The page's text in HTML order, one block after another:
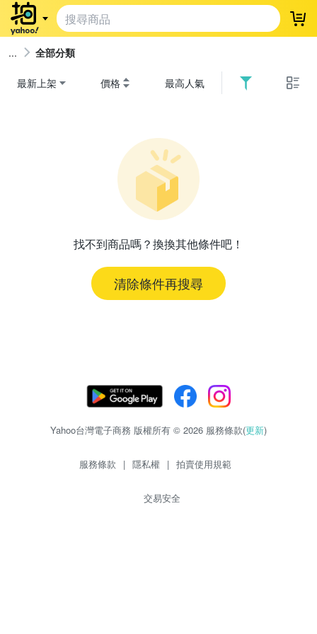
登
全部分類
最新上架 價格 最高人氣
找不到商品嗎？換換其他條件吧！
清除條件再搜尋
Yahoo台灣電子商務 版權所有 © 2026 服務條款(更新)
服務條款 | 隱私權 | 拍賣使用規範
交易安全